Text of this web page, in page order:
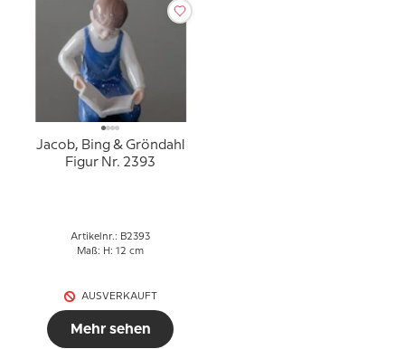
Jacob, Bing & Gröndahl
Figur Nr. 2393
Artikelnr.: B2393
Maß: H: 12 cm
AUSVERKAUFT
Mehr sehen